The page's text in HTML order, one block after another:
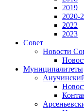
2019
2020-
2022
2023
Совет
Новости
Муниципалитеты